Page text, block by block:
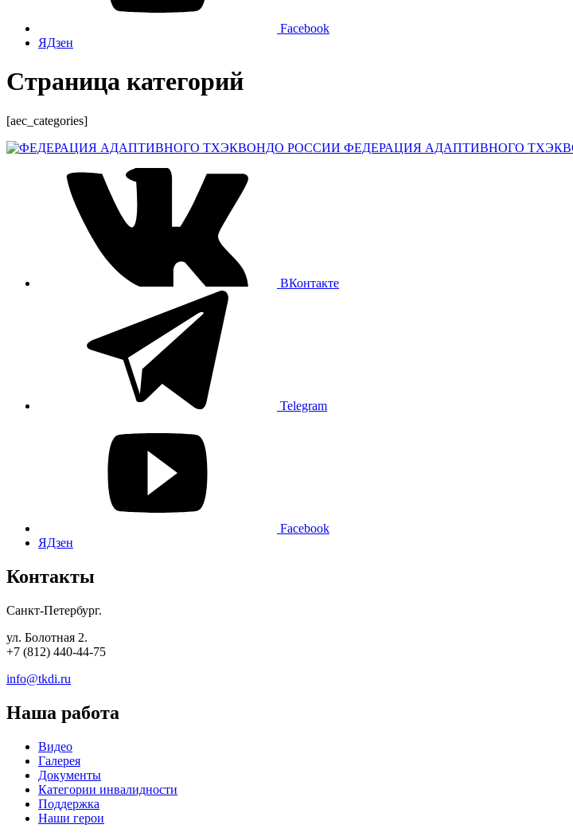
Facebook
ЯДзен
Страница категорий
[aec_categories]
ФЕДЕРАЦИЯ АДАПТИВНОГО
ВКонтакте
Telegram
Facebook
ЯДзен
Контакты
Санкт-Петербург.
ул. Болотная 2.
+7 (812) 440-44-75
info@tkdi.ru
Наша работа
Видео
Галерея
Документы
Категории инвалидности
Поддержка
Наши герои